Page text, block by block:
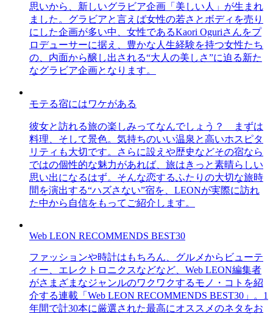
思いから、新しいグラビア企画「美しい人」が生まれ
ました。グラビアと言えば女性の若さとボディを売り
にした企画が多い中、女性であるKaori Oguriさんをプ
ロデューサーに据え、豊かな人生経験を持つ女性たち
の、内面から醸し出される“大人の美しさ”に迫る新た
なグラビア企画となります。
モテる宿にはワケがある
彼女と訪れる旅の楽しみってなんでしょう？ まずは
料理、そして景色。気持ちのいい温泉と高いホスピタ
リティも大切です。さらに設えや歴史などその宿なら
ではの個性的な魅力があれば、旅はきっと素晴らしい
思い出になるはず。そんな恋するふたりの大切な旅時
間を演出する“ハズさない”宿を、LEONが実際に訪れ
た中から自信をもってご紹介します。
Web LEON RECOMMENDS BEST30
ファッションや時計はもちろん、グルメからビューテ
ィー、エレクトロニクスなどなど、Web LEON編集者
がさまざまなジャンルのワクワクするモノ・コトを紹
介する連載「Web LEON RECOMMENDS BEST30」。1
年間で計30本に厳選された最高にオススメのネタをお